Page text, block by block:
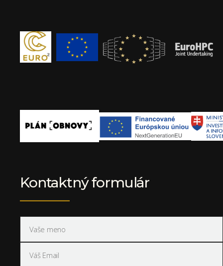
Kontaktný formulár